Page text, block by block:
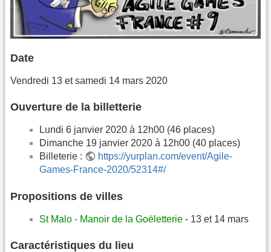
Date
Vendredi 13 et samedi 14 mars 2020
Ouverture de la billetterie
Lundi 6 janvier 2020 à 12h00 (46 places)
Dimanche 19 janvier 2020 à 12h00 (40 places)
Billeterie :
https://yurplan.com/event/Agile-
Games-France-2020/52314#/
Propositions de villes
St Malo - Manoir de la Goëletterie - 13 et 14 mars
Caractéristiques du lieu